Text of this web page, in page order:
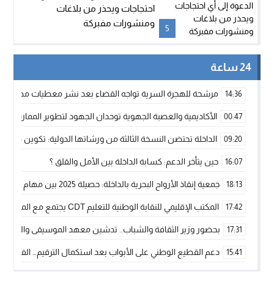
5
احتجاجات ويحذر من بلاغات
ومنشورات مفبركة
24 ساعة
14:36 مرشحة للهجرة السرية تواجه القضاء بعد نشر معطيات مضللة
00:47 الأكاديمية والعصبة الجهوية توحدان الجهود لتطوير الممارسة
09:20 الداخلة تحتضن النسخة الثالثة من ورشاتها الدولية: تكوين
16:07 حين يتأخر الدعم: كسابة الداخلة بين الأمل والقلق ؟
18:13 جمعية إنقاذ الأرواح البحرية بالداخلة: حصيلة 2025 بين مهام الإنقاذ ومشروع “دار البحار”
17:42 المكتب الإقليمي للنقابة الوطنية للتعليم CDT يجتمع مع المدير الإقليمي لمناقشة ملفات جوهرية لنساء ورجال التعليم
17:31 بحضور وزير الثقافة والشباب.. تدشين معهد الموسيقى والفنون
15:41 دعم القطيع الوطني على الأبواب بعد استكمال الترقيم…